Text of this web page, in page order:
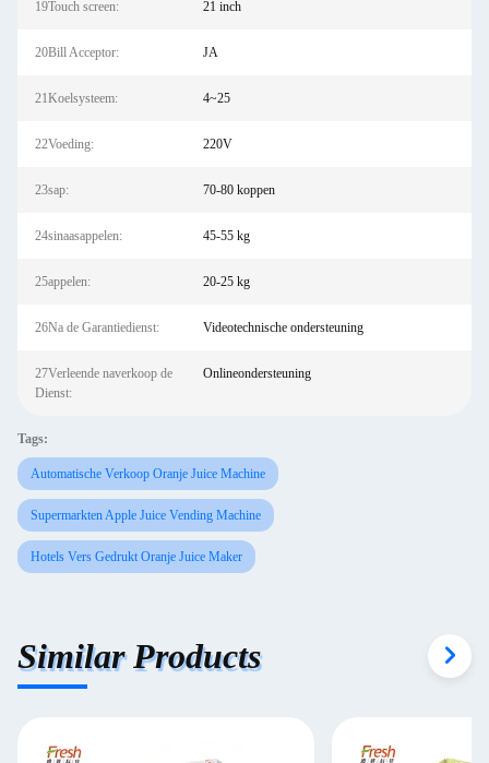
19Touch screen: 21 inch
20Bill Acceptor: JA
21Koelsysteem: 4~25
22Voeding: 220V
23sap: 70-80 koppen
24sinaasappelen: 45-55 kg
25appelen: 20-25 kg
26Na de Garantiedienst: Videotechnische ondersteuning
27Verleende naverkoop de
Dienst:
Onlineondersteuning
Tags:
Automatische Verkoop Oranje Juice Machine
Supermarkten Apple Juice Vending Machine
Hotels Vers Gedrukt Oranje Juice Maker
Similar Products